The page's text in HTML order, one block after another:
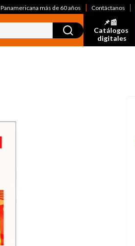
Panamericana más de 60 años Contáctanos
📌📰
Catálogos
digitales